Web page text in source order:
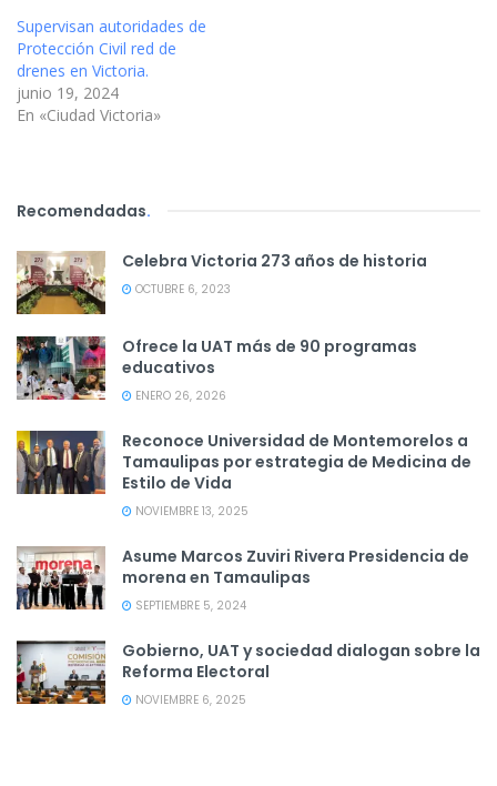
Supervisan autoridades de
Protección Civil red de
drenes en Victoria.
junio 19, 2024
En «Ciudad Victoria»
Recomendadas.
Celebra Victoria 273 años de historia
OCTUBRE 6, 2023
Ofrece la UAT más de 90 programas
educativos
ENERO 26, 2026
Reconoce Universidad de Montemorelos a
Tamaulipas por estrategia de Medicina de
Estilo de Vida
NOVIEMBRE 13, 2025
Asume Marcos Zuviri Rivera Presidencia de
morena en Tamaulipas
SEPTIEMBRE 5, 2024
Gobierno, UAT y sociedad dialogan sobre la
Reforma Electoral
NOVIEMBRE 6, 2025